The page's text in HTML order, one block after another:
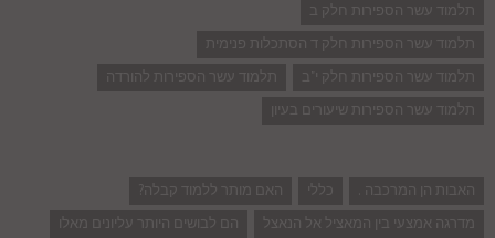
תלמוד עשר הספירות חלק ב
תלמוד עשר הספירות חלק ד הסתכלות פנימית
תלמוד עשר הספירות חלק י"ב
תלמוד עשר הספירות להורדה
תלמוד עשר הספירות שיעורים בעיון
האבות הן המרכבה . כללי
האם מותר ללמוד קבלה?
מדרגה אמצעי בין המאציל אל הנאצל
הם לבושים היותר עליונים מאלו